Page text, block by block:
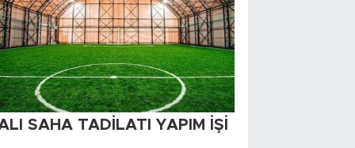
SAHA TADİLATI YAPIM İŞİ